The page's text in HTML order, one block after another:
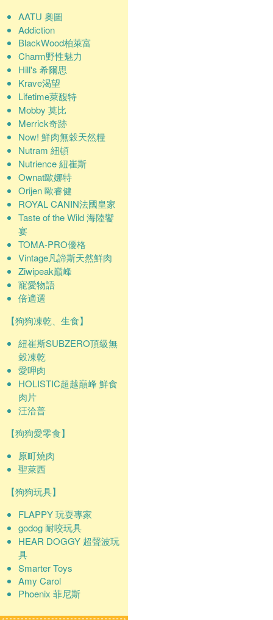
AATU 奧圖
Addiction
BlackWood柏萊富
Charm野性魅力
Hill's 希爾思
Krave渴望
Lifetime萊馥特
Mobby 莫比
Merrick奇跡
Now! 鮮肉無穀天然糧
Nutram 紐頓
Nutrience 紐崔斯
Ownat歐娜特
Orijen 歐睿健
ROYAL CANIN法國皇家
Taste of the Wild 海陸饗
宴
TOMA-PRO優格
Vintage凡諦斯天然鮮肉
Ziwipeak巔峰
寵愛物語
倍適選
【狗狗凍乾、生食】
紐崔斯SUBZERO頂級無
穀凍乾
愛呷肉
HOLISTIC超越巔峰 鮮食
肉片
汪洽普
【狗狗愛零食】
原町燒肉
聖萊西
【狗狗玩具】
FLAPPY 玩耍專家
godog 耐咬玩具
HEAR DOGGY 超聲波玩
具
Smarter Toys
Amy Carol
Phoenix 菲尼斯